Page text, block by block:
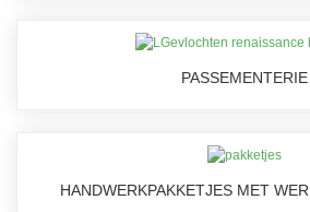
PASSEMENTERIE
HANDWERKPAKKETJES MET